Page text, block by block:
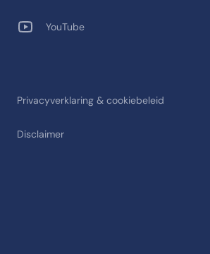
Privacyverklaring & cookiebeleid
Disclaimer
YouTube